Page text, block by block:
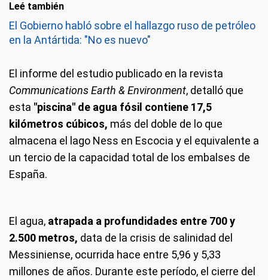
Leé también
El Gobierno habló sobre el hallazgo ruso de petróleo
en la Antártida: "No es nuevo"
El informe del estudio publicado en la revista
Communications Earth & Environment, detalló que
esta "piscina" de agua fósil contiene 17,5
kilómetros cúbicos, más del doble de lo que
almacena el lago Ness en Escocia y el equivalente a
un tercio de la capacidad total de los embalses de
España.
El agua, atrapada a profundidades entre 700 y
2.500 metros, data de la crisis de salinidad del
Messiniense, ocurrida hace entre 5,96 y 5,33
millones de años. Durante este período, el cierre del